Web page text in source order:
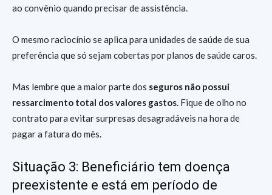
ao convênio quando precisar de assistência.
O mesmo raciocínio se aplica para unidades de saúde de sua
preferência que só sejam cobertas por planos de saúde caros.
Mas lembre que a maior parte dos seguros não possui
ressarcimento total dos valores gastos. Fique de olho no
contrato para evitar surpresas desagradáveis na hora de
pagar a fatura do mês.
Situação 3: Beneficiário tem doença
preexistente e está em período de